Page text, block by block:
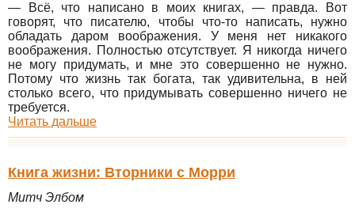
— Всё, что написано в моих книгах, — правда. Вот
говорят, что писателю, чтобы что-то написать, нужно
обладать даром воображения. У меня нет никакого
воображения. Полностью отсутствует. Я никогда ничего
не могу придумать, и мне это совершенно не нужно.
Потому что жизнь так богата, так удивительна, в ней
столько всего, что придумывать совершенно ничего не
требуется.
Читать дальше
Книга жизни: Вторники с Морри
Митч Элбом